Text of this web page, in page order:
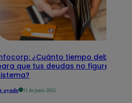
¿Cuánto tiempo debe pasar
que tus deudas no figuren en su
ayudo 11 de junio 2025